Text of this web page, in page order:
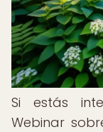
Si estás
Webinar